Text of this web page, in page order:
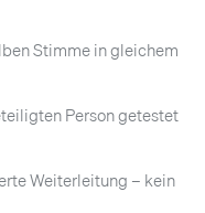
Stimme in gleichem
Person getestet
Weiterleitung – kein